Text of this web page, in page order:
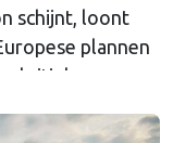
schijnt, loont
plannen
kritiek.